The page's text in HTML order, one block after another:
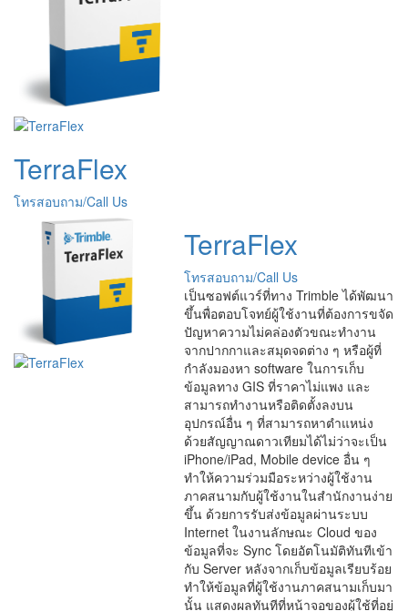
TerraFlex
โทรสอบถาม/Call Us
TerraFlex
โทรสอบถาม/Call Us
เป็นซอฟต์แวร์ที่ทาง Trimble ได้พัฒนา
ขึ้นพื่อตอบโจทย์ผู้ใช้งานที่ต้องการขจัด
ปัญหาความไม่คล่องตัวขณะทำงาน
จากปากกาและสมุดจดต่าง ๆ หรือผู้ที่
กำลังมองหา software ในการเก็บ
ข้อมูลทาง GIS ที่ราคาไม่แพง และ
สามารถทำงานหรือติดตั้งลงบน
อุปกรณ์อื่น ๆ ที่สามารถหาตำแหน่ง
ด้วยสัญญาณดาวเทียมได้ไม่ว่าจะเป็น
iPhone/iPad, Mobile device อื่น ๆ
ทำให้ความร่วมมือระหว่างผู้ใช้งาน
ภาคสนามกับผู้ใช้งานในสำนักงานง่าย
ขึ้น ด้วยการรับส่งข้อมูลผ่านระบบ
Internet ในงานลักษณะ Cloud ของ
ข้อมูลที่จะ Sync โดยอัตโนมัติทันทีเข้า
กับ Server หลังจากเก็บข้อมูลเรียบร้อย
ทำให้ข้อมูลที่ผู้ใช้งานภาคสนามเก็บมา
นั้น แสดงผลทันทีที่หน้าจอของผู้ใช้ที่อยู่